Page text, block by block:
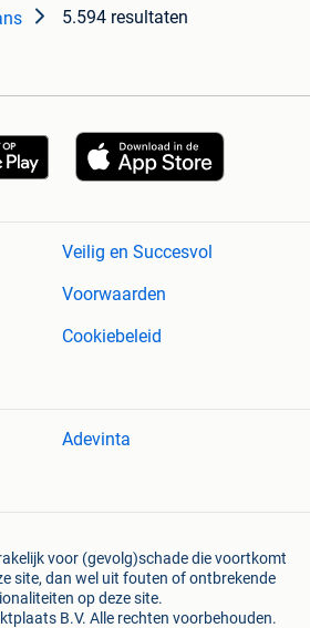
5.594 resultaten
Veilig en Succesvol
Voorwaarden
Cookiebeleid
Adevinta
voor (gevolg)schade die voortkomt
site, dan wel uit fouten of ontbrekende
op deze site.
B.V. Alle rechten voorbehouden.